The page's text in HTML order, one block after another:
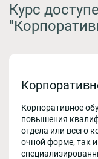
Курс
Корпоративное
повышения
отдела или всего
очной форме, так